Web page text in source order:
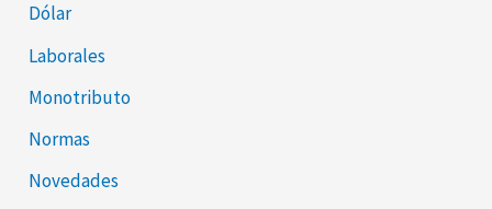
Dólar
Laborales
Monotributo
Normas
Novedades